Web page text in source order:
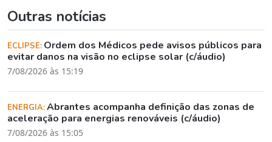
Outras notícias
ECLIPSE: Ordem dos Médicos pede avisos públicos para
evitar danos na visão no eclipse solar (c/áudio)
7/08/2026 às 15:19
ENERGIA:Abrantes acompanha definição das zonas de
aceleração para energias renováveis (c/áudio)
7/08/2026 às 15:05